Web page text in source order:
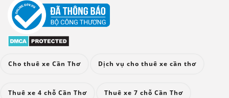
Cho thuê xe Cần Thơ Dịch vụ cho thuê xe cần thơ
Thuê xe 4 chỗ Cần Thơ Thuê xe 7 chỗ Cần Thơ